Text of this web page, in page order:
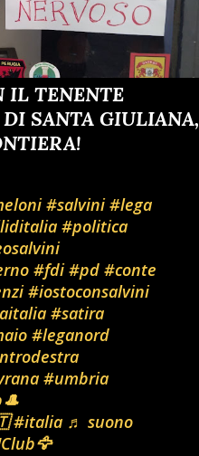
IL TENENTE
SANTA GIULIANA,
#salvini #lega
#politica
#fdi #pd #conte
#iostoconsalvini
#satira
#leganord
#umbria
#italia ♬ suono